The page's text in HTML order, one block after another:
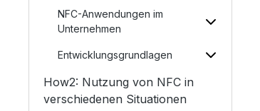
NFC-Anwendungen im
Unternehmen
Entwicklungsgrundlagen
How2: Nutzung von NFC in
verschiedenen Situationen